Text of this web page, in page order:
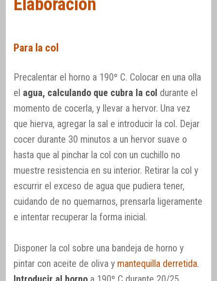
Para la col
Precalentar el horno a 190º C. Colocar en una olla
el agua, calculando que cubra la col durante el
momento de cocerla, y llevar a hervor. Una vez
que hierva, agregar la sal e introducir la col. Dejar
cocer durante 30 minutos a un hervor suave o
hasta que al pinchar la col con un cuchillo no
muestre resistencia en su interior. Retirar la col y
escurrir el exceso de agua que pudiera tener,
cuidando de no quemarnos, prensarla ligeramente
e intentar recuperar la forma inicial.
Disponer la col sobre una bandeja de horno y
pintar con aceite de oliva y mantequilla derretida.